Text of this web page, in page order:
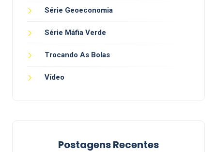
Série Geoeconomia
Série Máfia Verde
Trocando As Bolas
Vídeo
Postagens Recentes